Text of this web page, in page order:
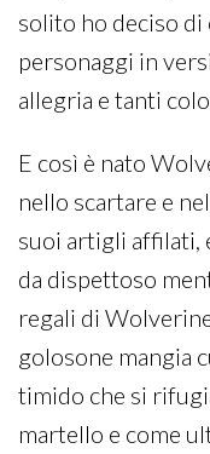
solito ho deciso di
personaggi in
allegria e tanti
E così è nato
nello scartare e
suoi artigli affilati,
da dispettoso
regali di
golosone mangia
timido che si
martello e come